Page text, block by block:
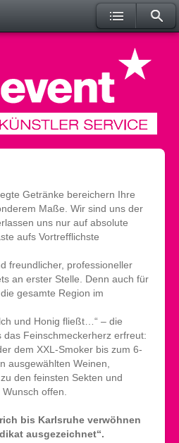
Künstlerservice,
Getränke bereichern Ihre
Maße. Wir sind uns der
uns nur auf absolute
aufs Vortrefflichste
freundlicher, professioneller
an erster Stelle. Denn auch für
gesamte Region im
und Honig fließt…“ – die
das Feinschmeckerherz erfreut:
dem XXL-Smoker bis zum 6-
ausgewählten Weinen,
den feinsten Sekten und
offen.
bis Karlsruhe verwöhnen
ausgezeichnet“.